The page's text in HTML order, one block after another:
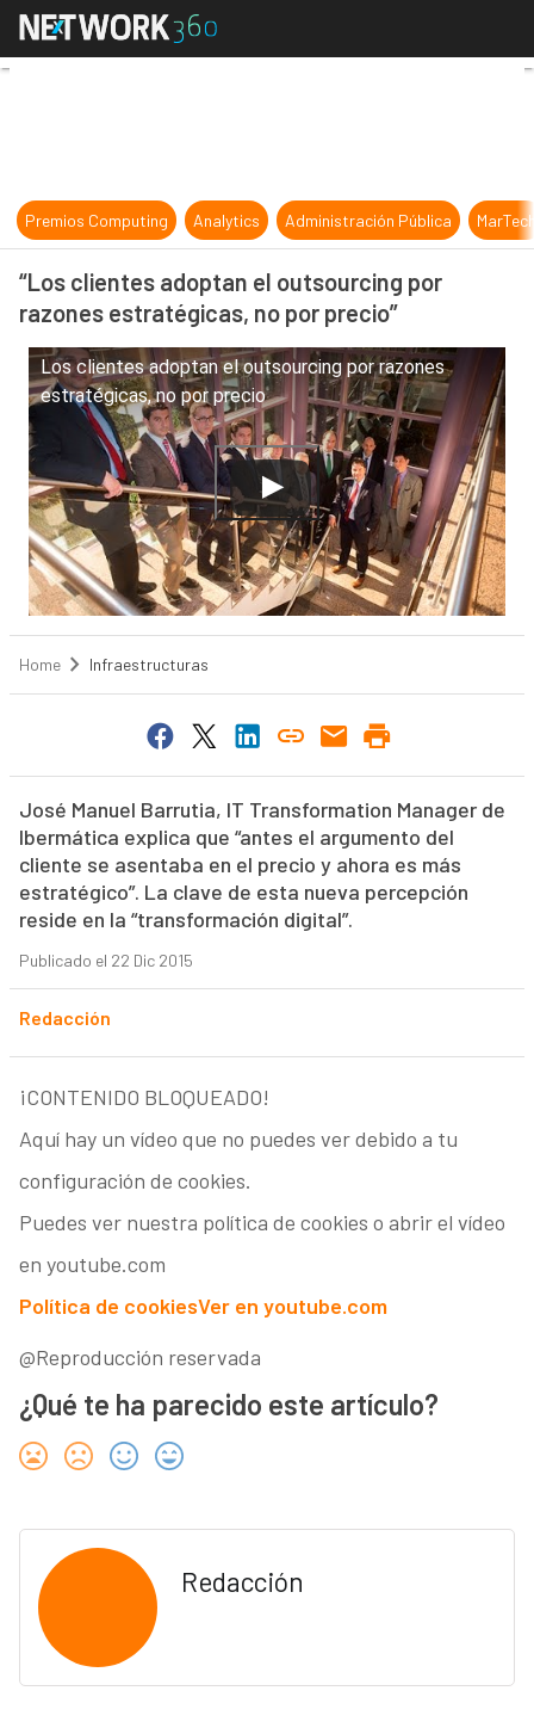
“Los clientes adoptan el
Premios Computing Analytics Administración Pública
“Los clientes adoptan el outsourcing por
razones estratégicas, no por precio”
Los clientes adoptan el outsourcing por razones
estratégicas, no por precio
Home Infraestructuras
José Manuel Barrutia, IT Transformation Manager de
Ibermática explica que “antes el argumento del
cliente se asentaba en el precio y ahora es más
estratégico”. La clave de esta nueva percepción
reside en la “transformación digital”.
Publicado el 22 Dic 2015
Redacción
¡CONTENIDO BLOQUEADO!
Aquí hay un vídeo que no puedes ver debido a tu
configuración de cookies.
Puedes ver nuestra política de cookies o abrir el vídeo
en youtube.com
Política de cookiesVer en youtube.com
@Reproducción reservada
¿Qué te ha parecido este artículo?
Redacción